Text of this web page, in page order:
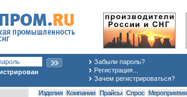
Забыли пароль?
Регистрация...
Зачем регистрироваться?
Изделия Компании Прайсы Спрос Мероприятия